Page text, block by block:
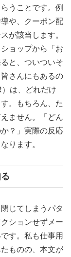
うことです。例
や、クーポン配
が該当します。
ョップから「お
と、ついついそ
さんにもあるの
は、どれだけ
。もちろん、た
ません。「どん
？」実際の反応
ります。
じてしまうパタ
ションせずメー
す。私も仕事用
ものの、本文が